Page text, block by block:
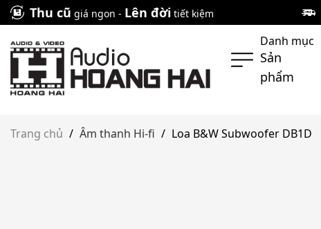
Skip
to
content
Thu cũ giá ngon - Lên đời tiết kiệm
Danh mục
Sản
phẩm
Trang chủ / Âm thanh Hi-fi / Loa B&W Subwoofer DB1D